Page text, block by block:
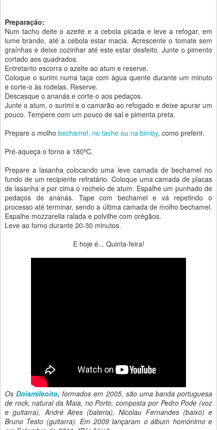
Preparação:
Num tacho deite o azeite e a cebola picada e leve a refogar, em
lume brando, até a cebola estar macia. Acrescente o tomate sem
graínhas e deixe cozinhar até este estar desfeito. Junte o pimento
cortado aos quadrados.
Entretanto escorra o azeite ao atum e reserve.
Coloque o surimi numa taça com água quente durante um minuto
e corte-o às rodelas. Reserve.
Descasque o ananás e corte-o aos pedaços.
Junte o atum, o surimi e o camarão ao refogado e deixe apurar um
pouco. Tempere com um pouco de sal e pimenta preta.
Prepare o molho bechamel, no tacho ou na bimby, como preferir.
Pré-aqueça o forno a 180ºC.
Prepare a lasanha colocando uma leve camada de bechamel no
fundo de um recipiente refratário. Coloque uma camada de placas
de lasanha e por cima o recheio de atum. Espalhe um punhado de
pedaços de ananás. Tape com bechamel e vá repetindo o
processo até terminar, sendo a última camada de molho bechamel.
Espalhe mozzarella ralada e polvilhe com orégãos.
Leve ao forno durante 20-30 minutos.
E hoje é... Quinta-feira!
OsDoismileoito,formados em 2005, são uma banda portuguesa
de rock, natural da Maia, no Porto, composta por Pedro Pode (voz
e guitarra), André Aires (bateria), Nicolau Fernandes (baixo) e
Bruno Testo (guitarra). Em 2009 lançaram o álbum homónimo e